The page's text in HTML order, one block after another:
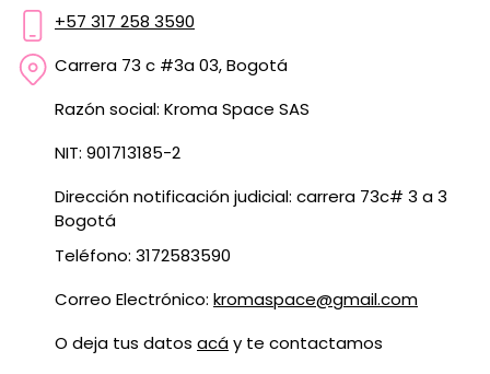
+57 317 258 3590
Carrera 73 c #3a 03, Bogotá
Razón social: Kroma Space SAS
NIT: 901713185-2
Dirección notificación judicial: carrera 73c# 3 a 3
Bogotá
Teléfono: 3172583590
Correo Electrónico: kromaspace@gmail.com
O deja tus datos acáy te contactamos